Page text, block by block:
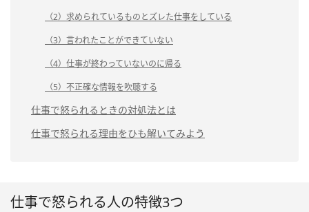
（2）求められているものとズレた仕事をしている
（3）言われたことができていない
（4）仕事が終わっていないのに帰る
（5）不正確な情報を吹聴する
仕事で怒られるときの対処法とは
仕事で怒られる理由をひも解いてみよう
仕事で怒られる人の特徴3つ